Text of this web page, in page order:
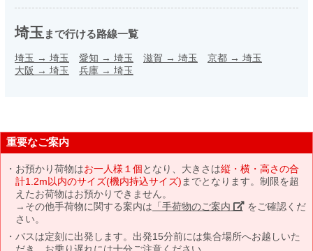
埼玉 まで行ける路線一覧
埼玉 → 埼玉 愛知 → 埼玉 滋賀 → 埼玉 京都 → 埼玉
大阪 → 埼玉 兵庫 → 埼玉
重要なご案内
お預かり荷物はお一人様１個となり、大きさは縦・横・高さの合
計1.2m以内のサイズ(機内持込サイズ) までとなります。制限を超
えたお荷物はお預かりできません。
→その他手荷物に関する案内は 「手荷物のご案内」 をご確認くだ
さい。
バスは定刻に出発します。出発15分前には集合場所へお越しいた
だき、お乗り遅れには十分ご注意ください。